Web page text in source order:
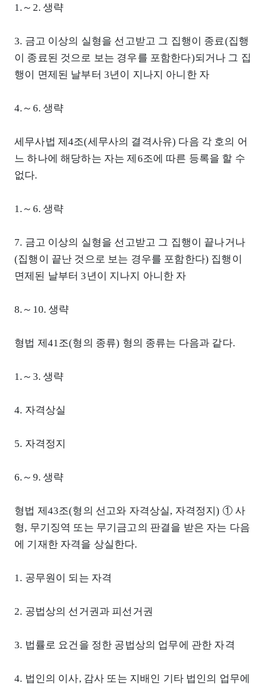
1.～2. 생략
3. 금고 이상의 실형을 선고받고 그 집행이 종료(집행
이 종료된 것으로 보는 경우를 포함한다)되거나 그 집
행이 면제된 날부터 3년이 지나지 아니한 자
4.～6. 생략
세무사법 제4조(세무사의 결격사유) 다음 각 호의 어
느 하나에 해당하는 자는 제6조에 따른 등록을 할 수
없다.
1.～6. 생략
7. 금고 이상의 실형을 선고받고 그 집행이 끝나거나
(집행이 끝난 것으로 보는 경우를 포함한다) 집행이
면제된 날부터 3년이 지나지 아니한 자
8.～10. 생략
형법 제41조(형의 종류) 형의 종류는 다음과 같다.
1.～3. 생략
4. 자격상실
5. 자격정지
6.～9. 생략
형법 제43조(형의 선고와 자격상실, 자격정지) ① 사
형, 무기징역 또는 무기금고의 판결을 받은 자는 다음
에 기재한 자격을 상실한다.
1. 공무원이 되는 자격
2. 공법상의 선거권과 피선거권
3. 법률로 요건을 정한 공법상의 업무에 관한 자격
4. 법인의 이사, 감사 또는 지배인 기타 법인의 업무에